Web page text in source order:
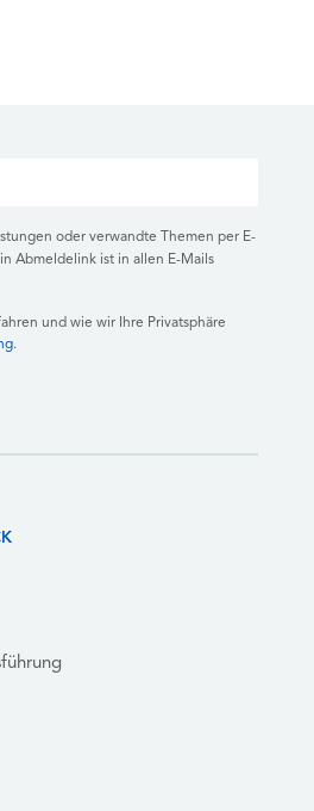
oder verwandte Themen per E-
Abmeldelink ist in allen E-Mails
und wie wir Ihre Privatsphäre
.